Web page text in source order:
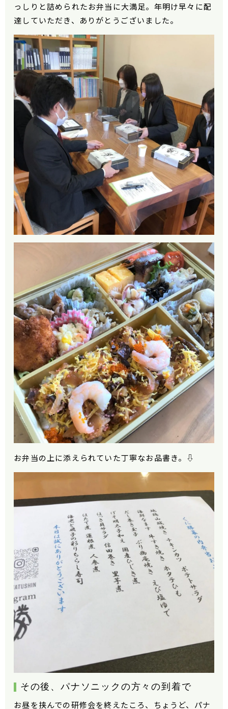
っしりと詰められたお弁当に大満足。年明け早々に配
達していただき、ありがとうございました。
お弁当の上に添えられていた丁寧なお品書き。⇩
その後、パナソニックの方々の到着で
お昼を挟んでの研修会を終えたころ、ちょうど、パナ